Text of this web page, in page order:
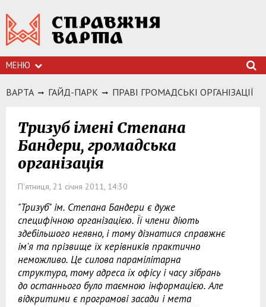
МЕНЮ
ВАРТА ГАЙД-ПАРК ПРАВІ ГРОМАДСЬКІ ОРГАНІЗАЦІЇ
Тризуб імені Степана
Бандери, громадська
організація
П'ятниця, 21 січня 2011, 14:30
"Тризуб" ім. Степана Бандери є дуже
специфічною організацією. Її члени діють
здебільшого неявно, і тому дізнатися справжнє
ім'я та прізвище їх керівників практично
неможливо. Це силова парамілітарна
структура, тому адреса їх офісу і часу зібрань
до останнього було таємною інформацією. Але
відкритими є програмові засади і мета